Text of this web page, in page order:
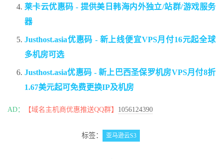
莱卡云优惠码 - 提供美日韩海内外独立/站群/游戏服务
器
Justhost.asia优惠码 - 新上线便宜VPS月付16元起全球
多机房可选
Justhost.asia优惠码 - 新上巴西圣保罗机房VPS月付8折
1.67美元起可免费更换IP及机房
AD： 【域名主机商优惠推送QQ群】 1056124390
标签： 亚马逊云S3